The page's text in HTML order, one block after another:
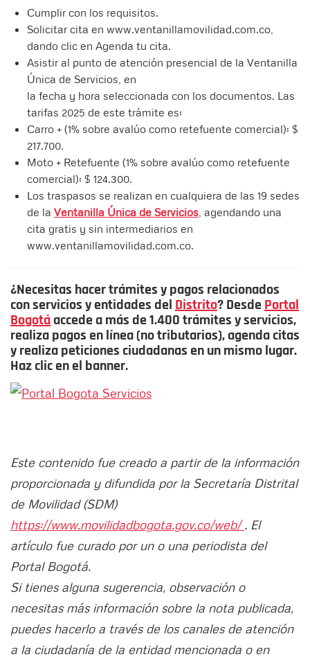
Cumplir con los requisitos.
Solicitar cita en www.ventanillamovilidad.com.co,
dando clic en Agenda tu cita.
Asistir al punto de atención presencial de la Ventanilla
Única de Servicios, en
la fecha y hora seleccionada con los documentos. Las
tarifas 2025 de este trámite es:
Carro + (1% sobre avalúo como retefuente comercial): $
217.700.
Moto + Retefuente (1% sobre avalúo como retefuente
comercial): $ 124.300.
Los traspasos se realizan en cualquiera de las 19 sedes
de la Ventanilla Única de Servicios, agendando una
cita gratis y sin intermediarios en
www.ventanillamovilidad.com.co.
¿Necesitas hacer trámites y pagos relacionados
con servicios y entidades del Distrito? Desde Portal
Bogotáaccede a más de 1.400 trámites y servicios,
realiza pagos en línea (no tributarios), agenda citas
y realiza peticiones ciudadanas en un mismo lugar.
Haz clic en el banner.
Este contenido fue creado a partir de la información
proporcionada y difundida por la Secretaría Distrital
de Movilidad (SDM)
https://www.movilidadbogota.gov.co/web/. El
artículo fue curado por un o una periodista del
Portal Bogotá.
Si tienes alguna sugerencia, observación o
necesitas más información sobre la nota publicada,
puedes hacerlo a través de los canales de atención
a la ciudadanía de la entidad mencionada o en